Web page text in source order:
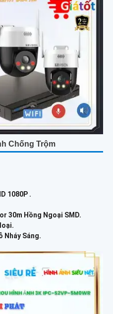
Chống Trộm
1080P .
30m Hồng Ngoại SMD.
Nháy Sáng.